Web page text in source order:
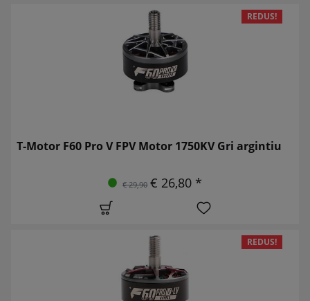
REDUS!
T-Motor F60 Pro V FPV Motor 1750KV Gri argintiu
€ 29,90 € 26,80 *
REDUS!